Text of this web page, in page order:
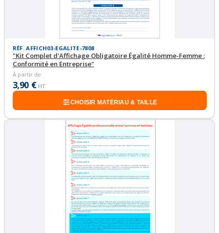
RÉF. AFFICH03-EGALITE-7808
"Kit Complet d'Affichage Obligatoire Égalité Homme-Femme :
Conformité en Entreprise"
À partir de
3,90 € HT
CHOISIR MATÉRIAU & TAILLE